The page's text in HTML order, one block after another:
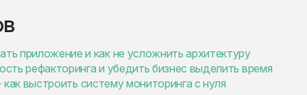
приложение и как не усложнить архитектуру
рефакторинга и убедить бизнес выделить время
выстроить систему мониторинга с нуля